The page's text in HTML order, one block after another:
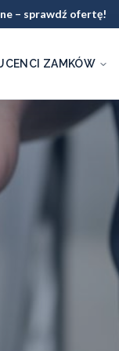
– sprawdź ofertę!
ZAMKÓW